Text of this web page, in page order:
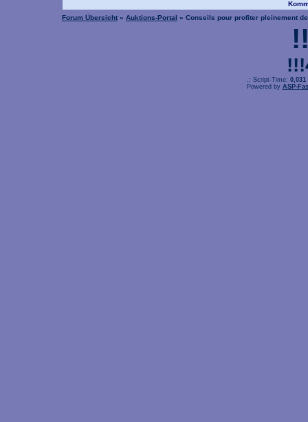
Forum Übersicht » Auktions-Portal » Conseils pour profiter pleinement
.: Script-Time: 0,031
Powered by ASP-